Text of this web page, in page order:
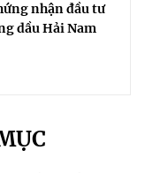
nhận đầu tư
dầu Hải Nam